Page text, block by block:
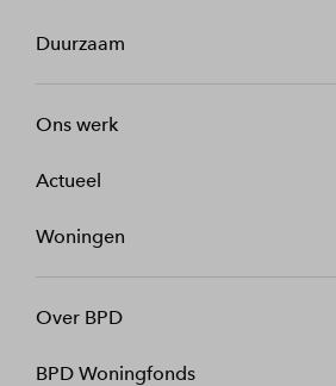
Duurzaam
Ons werk
Actueel
Woningen
Over BPD
BPD Woningfonds